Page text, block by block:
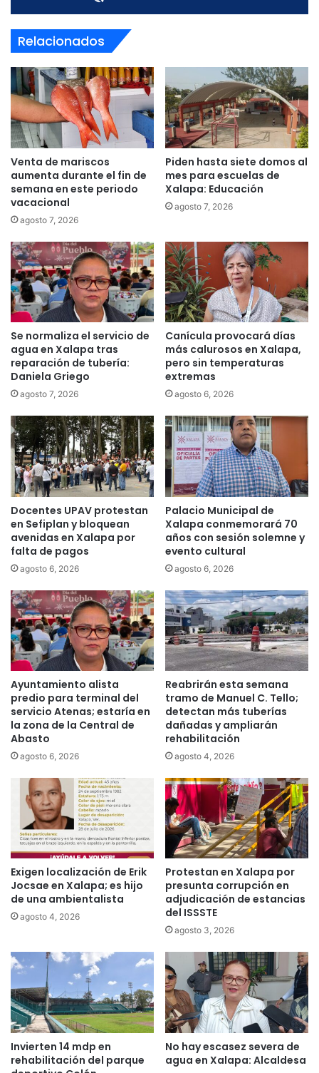
Relacionados
Venta de mariscos
aumenta durante el fin de
semana en este periodo
vacacional
agosto 7, 2026
Piden hasta siete domos al
mes para escuelas de
Xalapa: Educación
agosto 7, 2026
Se normaliza el servicio de
agua en Xalapa tras
reparación de tubería:
Daniela Griego
agosto 7, 2026
Canícula provocará días
más calurosos en Xalapa,
pero sin temperaturas
extremas
agosto 6, 2026
Docentes UPAV protestan
en Sefiplan y bloquean
avenidas en Xalapa por
falta de pagos
agosto 6, 2026
Palacio Municipal de
Xalapa conmemorará 70
años con sesión solemne y
evento cultural
agosto 6, 2026
Ayuntamiento alista
predio para terminal del
servicio Atenas; estaría en
la zona de la Central de
Abasto
agosto 6, 2026
Reabrirán esta semana
tramo de Manuel C. Tello;
detectan más tuberías
dañadas y ampliarán
rehabilitación
agosto 4, 2026
Exigen localización de Erik
Jocsae en Xalapa; es hijo
de una ambientalista
agosto 4, 2026
Protestan en Xalapa por
presunta corrupción en
adjudicación de estancias
del ISSSTE
agosto 3, 2026
Invierten 14 mdp en
rehabilitación del parque
No hay escasez severa de
agua en Xalapa: Alcaldesa